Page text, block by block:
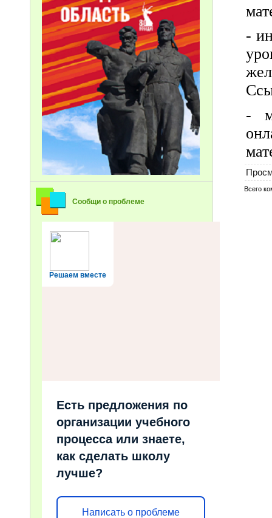
Сообщи о проблеме
Решаем вместе
Есть предложения по
организации учебного
процесса или знаете,
как сделать школу
лучше?
Написать о проблеме
-
-
Всего